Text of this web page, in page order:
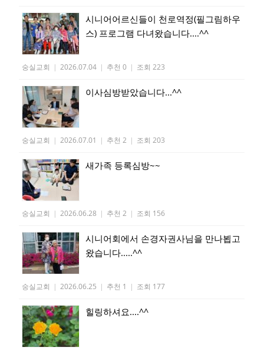
시니어어르신들이 천로역정(필그림하우
스) 프로그램 다녀왔습니다....^^
숭실교회 | 2026.07.04 | 추천 0 | 조회 223
이사심방받았습니다...^^
숭실교회 | 2026.07.01 | 추천 2 | 조회 203
새가족 등록심방~~
숭실교회 | 2026.06.28 | 추천 2 | 조회 156
시니어회에서 손경자권사님을 만나뵙고
왔습니다.....^^
숭실교회 | 2026.06.25 | 추천 1 | 조회 177
힐링하셔요....^^